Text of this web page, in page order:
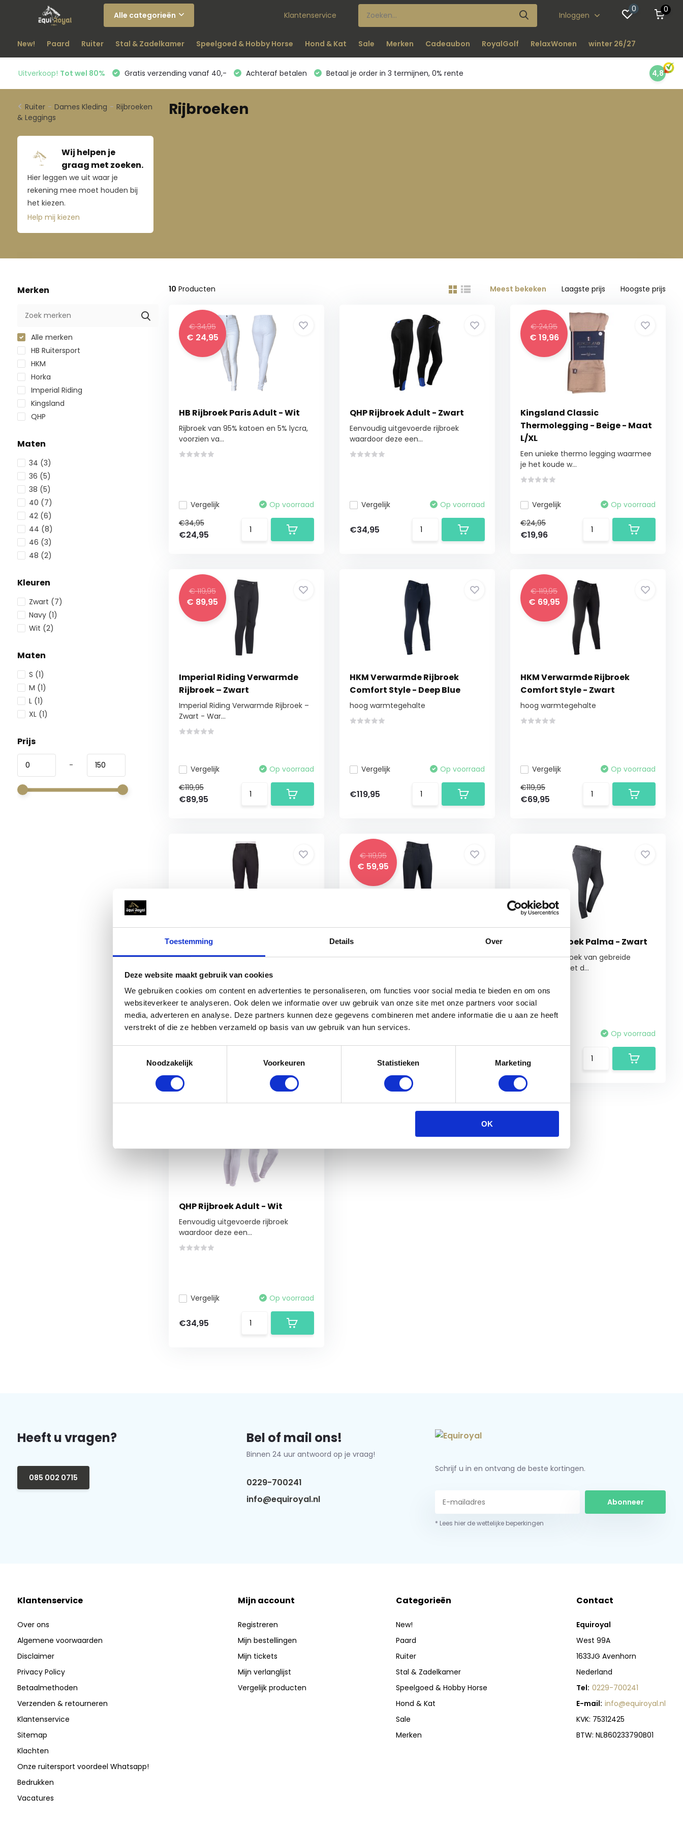
Toestemming Details Over
Deze website maakt gebruik van cookies
We gebruiken cookies om content en advertenties te personaliseren, om functies voor social media te bieden en om ons
websiteverkeer te analyseren. Ook delen we informatie over uw gebruik van onze site met onze partners voor social
media, adverteren en analyse. Deze partners kunnen deze gegevens combineren met andere informatie die u aan ze heeft
verstrekt of die ze hebben verzameld op basis van uw gebruik van hun services.
Noodzakelijk
Voorkeuren Statistieken Marketing
OK
Alle categorieën Klantenservice Inloggen
0 0
New! Paard Ruiter Stal & Zadelkamer Speelgoed & Hobby Horse Hond & Kat Sale Merken Cadeaubon RoyalGolf RelaxWonen winter 26/27
Uitverkoop! Tot wel 80% Gratis verzending vanaf 40,- Achteraf betalen Betaal je order in 3 termijnen, 0% rente 4,8
Ruiter - Dames Kleding - Rijbroeken
& Leggings
Wij helpen je
graag met zoeken.
Hier leggen we uit waar je
rekening mee moet houden bij
het kiezen.
Help mij kiezen
Rijbroeken
Merken
Alle merken
HB Ruitersport
HKM
Horka
Imperial Riding
Kingsland
QHP
Maten
34 (3)
36 (5)
38 (5)
40 (7)
42 (6)
44 (8)
46 (3)
48 (2)
Kleuren
Zwart (7)
Navy (1)
Wit (2)
Maten
S (1)
M (1)
L (1)
XL (1)
Prijs
-
10 Producten Meest bekeken Laagste prijs Hoogste prijs
€ 34,95
€ 24,95
HB Rijbroek Paris Adult - Wit
Rijbroek van 95% katoen en 5% lycra,
voorzien va...
Vergelijk
Op voorraad
€34,95
€24,95
QHP Rijbroek Adult - Zwart
Eenvoudig uitgevoerde rijbroek
waardoor deze een...
Vergelijk Op voorraad
€34,95
€ 24,95
€ 19,96
Kingsland Classic
Thermolegging - Beige - Maat
L/XL
Een unieke thermo legging waarmee
je het koude w...
Vergelijk
Op voorraad
€24,95
€19,96
€ 119,95
€ 89,95
Imperial Riding Verwarmde
Rijbroek – Zwart
Imperial Riding Verwarmde Rijbroek –
Zwart - War...
Vergelijk
Op voorraad
€119,95
€89,95
HKM Verwarmde Rijbroek
Comfort Style - Deep Blue
hoog warmtegehalte
Vergelijk Op voorraad
€119,95
€ 119,95
€ 69,95
HKM Verwarmde Rijbroek
Comfort Style - Zwart
hoog warmtegehalte
Vergelijk
Op voorraad
€119,95
€69,95
QHP Outdoor broek Cover Up -
Zwart
Outdoorbroek met een water- en
vuilafstotende af...
€55,95
€ 119,95
€ 59,95
HKM Rijbroek Keep Warm -
Zwart - Maat 34
€59,95
Horka Rijbroek Palma - Zwart
Modieuze rijbroek van gebreide
stretchstof met d...
Op voorraad
€89,95
QHP Rijbroek Adult - Wit
Eenvoudig uitgevoerde rijbroek
waardoor deze een...
Vergelijk Op voorraad
€34,95
Heeft u vragen?
085 002 0715
Bel of mail ons!
Binnen 24 uur antwoord op je vraag!
0229-700241
info@equiroyal.nl
Schrijf u in en ontvang de beste kortingen.
Abonneer
* Lees hier de wettelijke beperkingen
Klantenservice
Over ons
Algemene voorwaarden
Disclaimer
Privacy Policy
Betaalmethoden
Verzenden & retourneren
Klantenservice
Sitemap
Klachten
Onze ruitersport voordeel Whatsapp!
Bedrukken
Vacatures
Mijn account
Registreren
Mijn bestellingen
Mijn tickets
Mijn verlanglijst
Vergelijk producten
Categorieën
New!
Paard
Ruiter
Stal & Zadelkamer
Speelgoed & Hobby Horse
Hond & Kat
Sale
Merken
Contact
Equiroyal
West 99A
1633JG Avenhorn
Nederland
Tel: 0229-700241
E-mail: info@equiroyal.nl
KVK: 75312425
BTW: NL860233790B01